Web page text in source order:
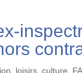
loisirs, culture